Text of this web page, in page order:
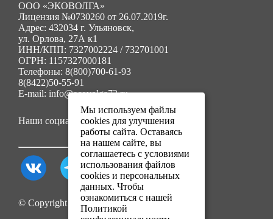
ООО «ЭКОВОЛГА»
Лицензия №0730260 от 26.07.2019г.
Адрес: 432034 г. Ульяновск,
ул. Орлова, 27А к1
ИНН/КПП: 7327002224 / 732701001
ОГРН: 1157327000181
Телефоны: 8(800)700-61-93
8(8422)50-55-91
E-mail: info@ecovolga73.ru
Наши социальные сети:
© Copyright 2025. Все права защищены.
Мы используем файлы
cookies для улучшения
работы сайта. Оставаясь
на нашем сайте, вы
соглашаетесь с условиями
использования файлов
cookies и персональных
данных. Чтобы
ознакомиться с нашей
Политикой